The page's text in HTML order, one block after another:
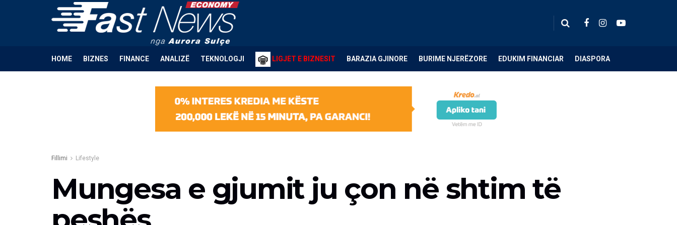
HOME BIZNES FINANCE ANALIZË TEKNOLOGJI LIGJET E BIZNESIT BARAZIA GJINORE BURIME NJERËZORE EDUKIM FINANCIAR DIASPORA
Fillimi Lifestyle
Mungesa e gjumit ju çon në shtim të